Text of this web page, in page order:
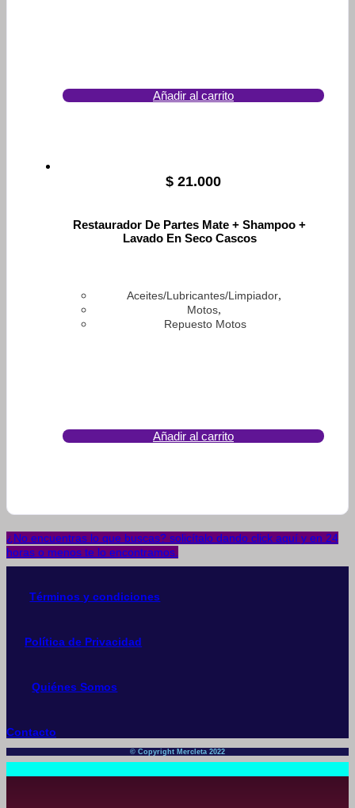
Añadir al carrito
$ 21.000
Restaurador De Partes Mate + Shampoo +
Lavado En Seco Cascos
Aceites/Lubricantes/Limpiador,
Motos,
Repuesto Motos
Añadir al carrito
¿No encuentras lo que buscas? solicítalo dando click aquí y en 24
horas o menos te lo encontramos.
Términos y condiciones
Política de Privacidad
Quiénes Somos
Contacto
© Copyright Mercleta 2022